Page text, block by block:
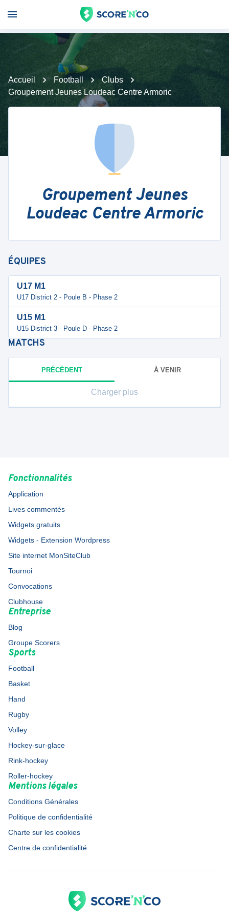
Accueil Football
Clubs
Groupement Jeunes Loudeac Centre Armoric
Groupement Jeunes
Loudeac Centre Armoric
ÉQUIPES
U17 M1
U17 District 2 - Poule B - Phase 2
U15 M1
U15 District 3 - Poule D - Phase 2
MATCHS
PRÉCÉDENT À VENIR
Charger plus
Fonctionnalités
Application
Lives commentés
Widgets gratuits
Widgets - Extension Wordpress
Site internet MonSiteClub
Tournoi
Convocations
Clubhouse
Entreprise
Blog
Groupe Scorers
Sports
Football
Basket
Hand
Rugby
Volley
Hockey-sur-glace
Rink-hockey
Roller-hockey
Mentions légales
Conditions Générales
Politique de confidentialité
Charte sur les cookies
Centre de confidentialité